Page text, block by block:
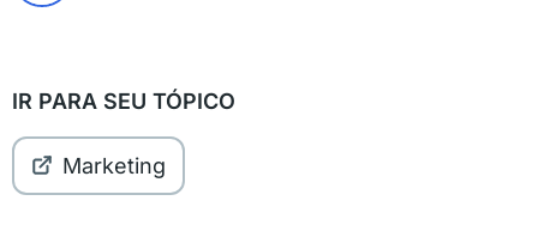
IR PARA SEU TÓPICO
Marketing